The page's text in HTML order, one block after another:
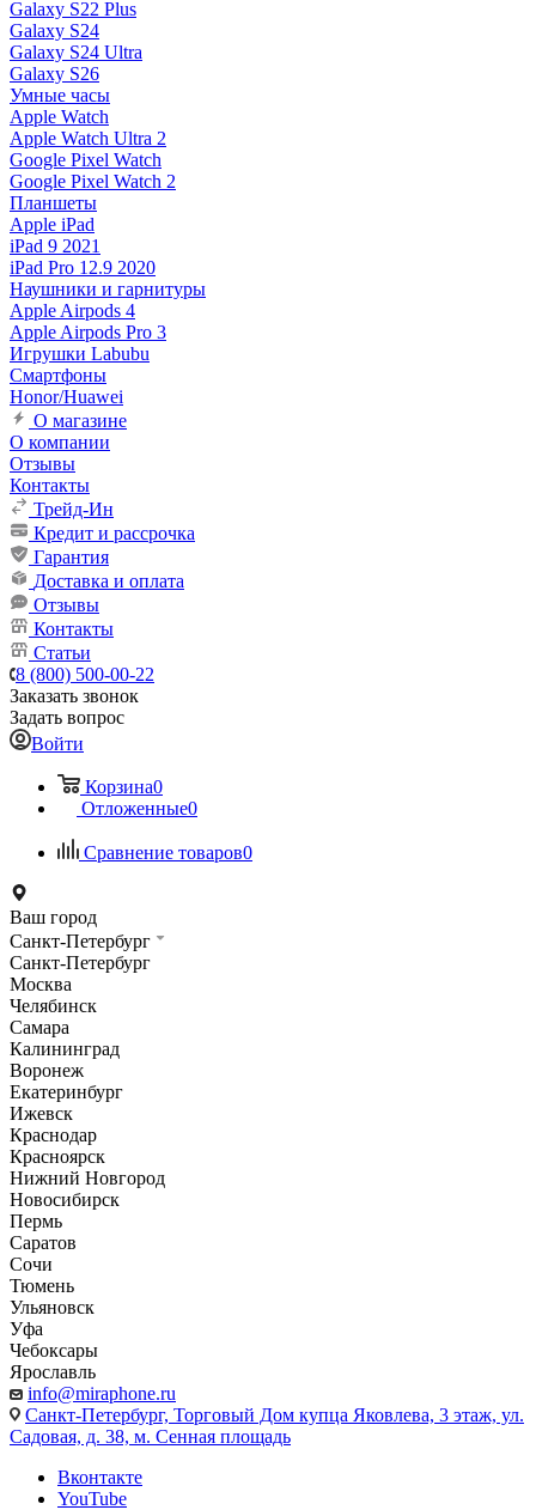
Galaxy S22 Plus
Galaxy S24
Galaxy S24 Ultra
Galaxy S26
Умные часы
Apple Watch
Apple Watch Ultra 2
Google Pixel Watch
Google Pixel Watch 2
Планшеты
Apple iPad
iPad 9 2021
iPad Pro 12.9 2020
Наушники и гарнитуры
Apple Airpods 4
Apple Airpods Pro 3
Игрушки Labubu
Смартфоны
Honor/Huawei
О магазине
О компании
Отзывы
Контакты
Трейд-Ин
Кредит и рассрочка
Гарантия
Доставка и оплата
Отзывы
Контакты
Статьи
8 (800) 500-00-22
Заказать звонок
Задать вопрос
Войти
Корзина0
Отложенные0
Сравнение товаров0
Ваш город
Санкт-Петербург
Санкт-Петербург
Москва
Челябинск
Самара
Калининград
Воронеж
Екатеринбург
Ижевск
Краснодар
Красноярск
Нижний Новгород
Новосибирск
Пермь
Саратов
Сочи
Тюмень
Ульяновск
Уфа
Чебоксары
Ярославль
info@miraphone.ru
Санкт-Петербург, Торговый Дом купца Яковлева, 3 этаж, ул.
Садовая, д. 38, м. Сенная площадь
Вконтакте
YouTube